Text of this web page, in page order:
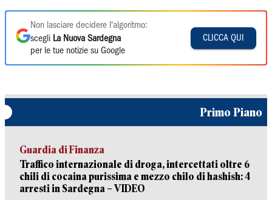
Non lasciare decidere l'algoritmo:
scegli La Nuova Sardegna
per le tue notizie su Google
CLICCA QUI
Primo Piano
Guardia di Finanza
Traffico internazionale di droga, intercettati oltre 6
chili di cocaina purissima e mezzo chilo di hashish: 4
arresti in Sardegna – VIDEO